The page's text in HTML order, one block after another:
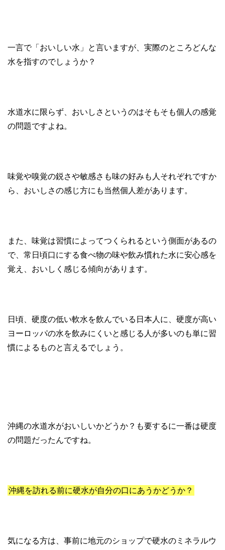
一言で「おいしい水」と言いますが、実際のところどんな
水を指すのでしょうか？
水道水に限らず、おいしさというのはそもそも個人の感覚
の問題ですよね。
味覚や嗅覚の鋭さや敏感さも味の好みも人それぞれですか
ら、おいしさの感じ方にも当然個人差があります。
また、味覚は習慣によってつくられるという側面があるの
で、常日頃口にする食べ物の味や飲み慣れた水に安心感を
覚え、おいしく感じる傾向があります。
日頃、硬度の低い軟水を飲んでいる日本人に、硬度が高い
ヨーロッパの水を飲みにくいと感じる人が多いのも単に習
慣によるものと言えるでしょう。
沖縄の水道水がおいしいかどうか？も要するに一番は硬度
の問題だったんですね。
沖縄を訪れる前に硬水が自分の口にあうかどうか？
気になる方は、事前に地元のショップで硬水のミネラルウ